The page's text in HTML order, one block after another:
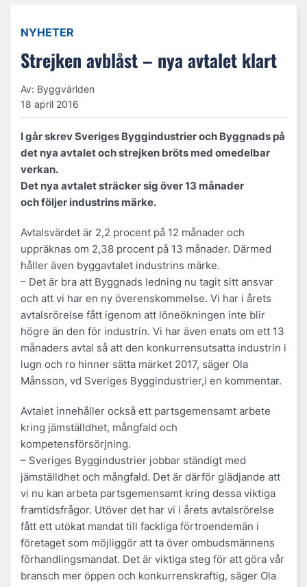
NYHETER
Strejken avblåst – nya avtalet klart
Av: Byggvärlden
18 april 2016
I går skrev Sveriges Byggindustrier och Byggnads på
det nya avtalet och strejken bröts med omedelbar
verkan.
Det nya avtalet sträcker sig över 13 månader
ochföljer industrins märke.
Avtalsvärdet är 2,2 procent på 12 månader och
uppräknas om 2,38 procent på 13 månader. Därmed
håller även byggavtalet industrins märke.
– Det är bra att Byggnads ledning nu tagit sitt ansvar
och att vi har en ny överenskommelse. Vi har i årets
avtalsrörelse fått igenom att löneökningen inte blir
högre än den för industrin. Vi har även enats om ett 13
månaders avtal så att den konkurrensutsatta industrin i
lugn och ro hinner sätta märket 2017, säger Ola
Månsson, vd Sveriges Byggindustrier,i en kommentar.
Avtalet innehåller också ett partsgemensamt arbete
kring jämställdhet, mångfald och
kompetensförsörjning.
– Sveriges Byggindustrier jobbar ständigt med
jämställdhet och mångfald. Det är därför glädjande att
vi nu kan arbeta partsgemensamt kring dessa viktiga
framtidsfrågor. Utöver det har vi i årets avtalsrörelse
fått ett utökat mandat till fackliga förtroendemän i
företaget som möjliggör att ta över ombudsmännens
förhandlingsmandat. Det är viktiga steg för att göra vår
bransch mer öppen och konkurrenskraftig, säger Ola